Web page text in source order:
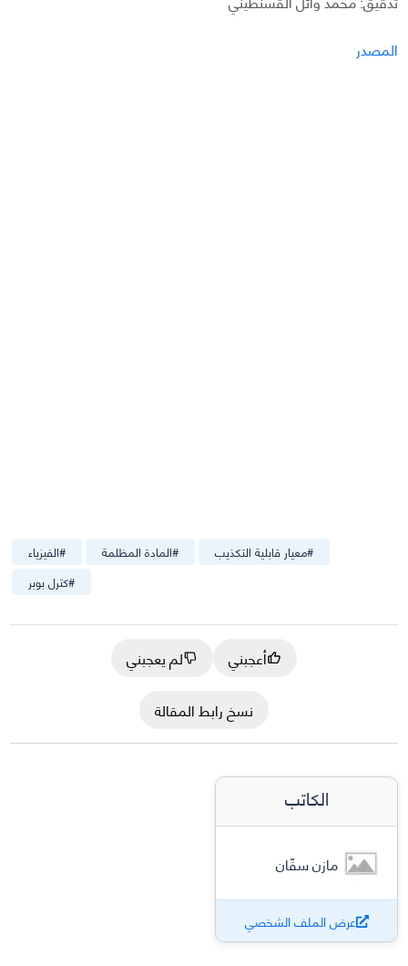
المصدر
#الفيزياء #المادة المظلمة #معيار قابلية التكذيب
#كترل بوبر
أعجبني
لم يعجبني
نسخ رابط المقالة
الكاتب
مازن سفّان
عرض الملف الشخصي